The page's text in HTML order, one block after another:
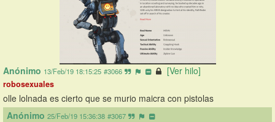
Anónimo 13/Feb/19 18:15:25 #3066 [Ver hilo]
robosexuales
olle lolnada es cierto que se murio maicra con pistolas
Anónimo 25/Feb/19 15:36:38 #3067